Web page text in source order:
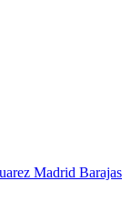
Madrid Barajas